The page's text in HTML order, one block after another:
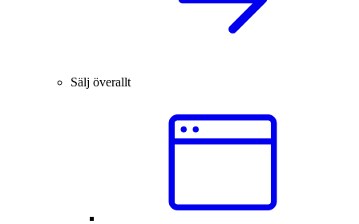
Sälj överallt